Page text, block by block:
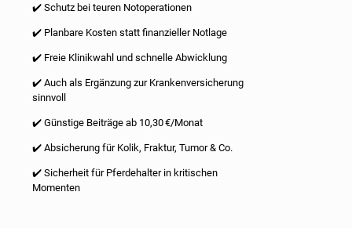
✔️ Schutz bei teuren Notoperationen
✔️ Planbare Kosten statt finanzieller Notlage
✔️ Freie Klinikwahl und schnelle Abwicklung
✔️ Auch als Ergänzung zur Krankenversicherung
sinnvoll
✔️ Günstige Beiträge ab 10,30 €/Monat
✔️ Absicherung für Kolik, Fraktur, Tumor & Co.
✔️ Sicherheit für Pferdehalter in kritischen
Momenten